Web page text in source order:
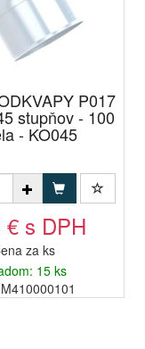
P017
stupňov - 100
- KO045
€ s DPH
za ks
15 ks